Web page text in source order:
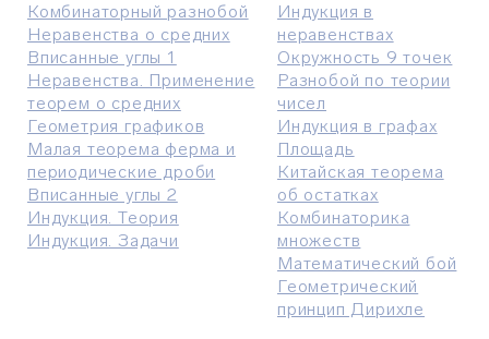
Комбинаторный разнобой
Неравенства о средних
Вписанные углы 1
Неравенства. Применение
теорем о средних
Геометрия графиков
Малая теорема ферма и
периодические дроби
Вписанные углы 2
Индукция. Теория
Индукция. Задачи
Индукция в
неравенствах
Окружность 9 точек
Разнобой по теории
чисел
Индукция в графах
Площадь
Китайская теорема
об остатках
Комбинаторика
множеств
Математический бой
Геометрический
принцип Дирихле